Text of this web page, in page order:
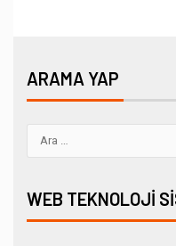
ARAMA YAP
WEB TEKNOLOJI